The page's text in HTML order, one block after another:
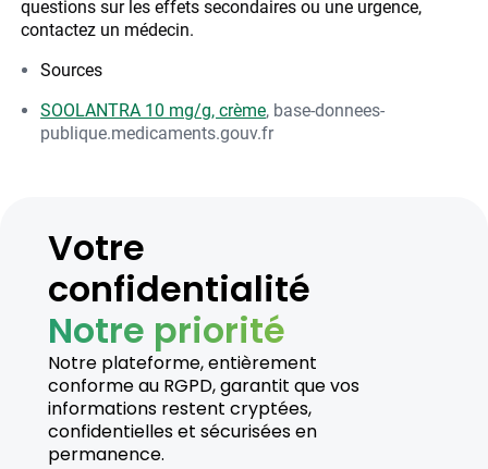
questions sur les effets secondaires ou une urgence,
contactez un médecin.
Sources
SOOLANTRA 10 mg/g, crème, base-donnees-
publique.medicaments.gouv.fr
Votre
confidentialité
Notre priorité
Notre plateforme, entièrement
conforme au RGPD, garantit que vos
informations restent cryptées,
confidentielles et sécurisées en
permanence.